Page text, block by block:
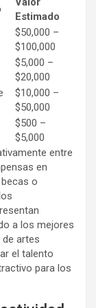
Estimado
$50,000 –
$100,000
$5,000 –
$20,000
$10,000 –
$50,000
$500 –
$5,000
entre
en
o
a los mejores
artes
el talento
para los